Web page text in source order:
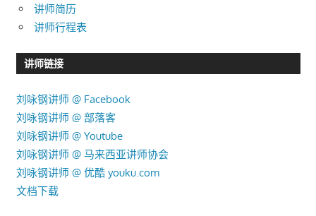
讲师简历
讲师行程表
讲师链接
刘咏钢讲师 @ Facebook
刘咏钢讲师 @ 部落客
刘咏钢讲师 @ Youtube
刘咏钢讲师 @ 马来西亚讲师协会
刘咏钢讲师 @ 优酷 youku.com
文档下载